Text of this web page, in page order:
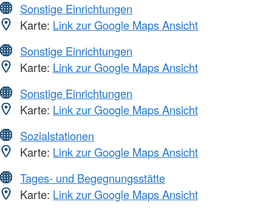
Sonstige Einrichtungen
Karte: Link zur Google Maps Ansicht
Sonstige Einrichtungen
Karte: Link zur Google Maps Ansicht
Sonstige Einrichtungen
Karte: Link zur Google Maps Ansicht
Sozialstationen
Karte: Link zur Google Maps Ansicht
Tages- und Begegnungsstätte
Karte: Link zur Google Maps Ansicht